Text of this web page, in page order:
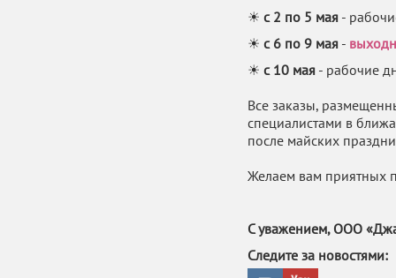
☀ с 2 по 5 мая -
☀ с 6 по 9 мая -
☀ с 10 мая - рабочие
Все заказы,
специалистами в
после майских
Желаем вам приятных
С уважением, ООО
Следите за новостями: